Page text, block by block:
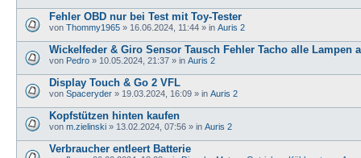
Fehler OBD nur bei Test mit Toy-Tester
von Thommy1965 » 16.06.2024, 11:44 » in Auris 2
Wickelfeder & Giro Sensor Tausch Fehler Tacho alle Lampen
von Pedro » 10.05.2024, 21:37 » in Auris 2
Display Touch & Go 2 VFL
von Spaceryder » 19.03.2024, 16:09 » in Auris 2
Kopfstützen hinten kaufen
von m.zielinski » 13.02.2024, 07:56 » in Auris 2
Verbraucher entleert Batterie